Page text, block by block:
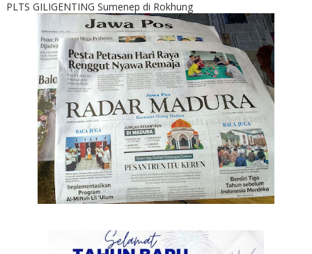
PLTS GILIGENTING Sumenep di Rokhung